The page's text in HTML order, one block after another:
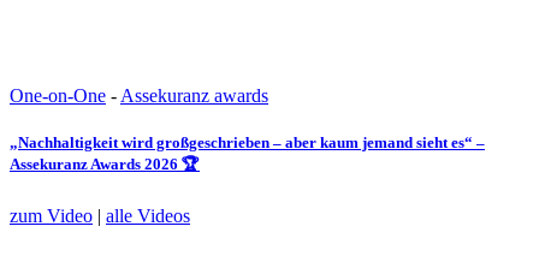
One-on-One - Assekuranz awards
„Nachhaltigkeit wird großgeschrieben – aber kaum jemand sieht es“ –
Assekuranz Awards 2026 🏆
zum Video | alle Videos